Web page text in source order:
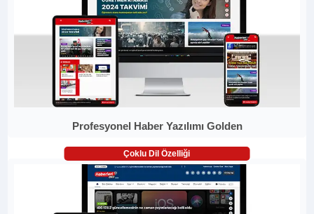
Profesyonel Haber Yazılımı Golden
Çoklu Dil Özelliği